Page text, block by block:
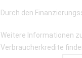
Durch den
Weitere Informationen
Verbraucherkredite